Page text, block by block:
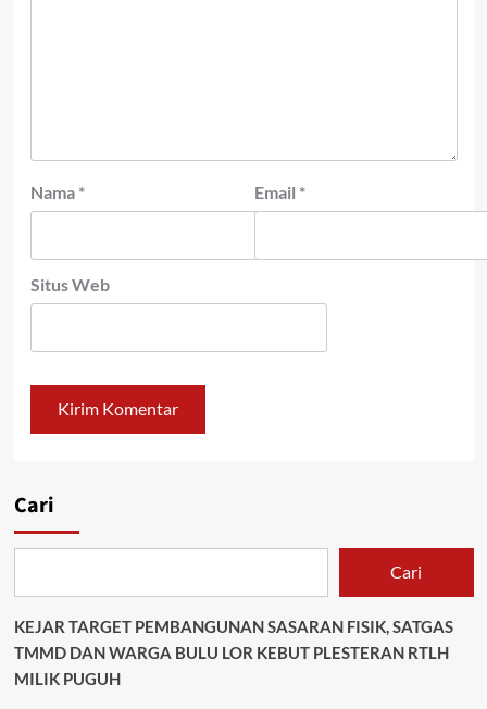
Nama * Email *
Situs Web
Cari
Cari
KEJAR TARGET PEMBANGUNAN SASARAN FISIK, SATGAS
TMMD DAN WARGA BULU LOR KEBUT PLESTERAN RTLH
MILIK PUGUH